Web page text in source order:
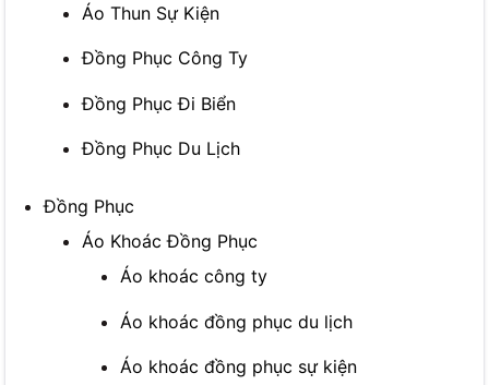
Áo Thun Sự Kiện
Đồng Phục Công Ty
Đồng Phục Đi Biển
Đồng Phục Du Lịch
Đồng Phục
Áo Khoác Đồng Phục
Áo khoác công ty
Áo khoác đồng phục du lịch
Áo khoác đồng phục sự kiện